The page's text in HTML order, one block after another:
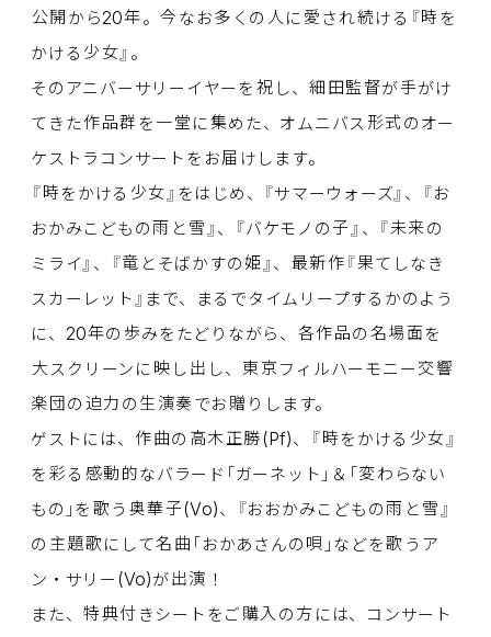
公開 から20年。 今 なお多 くの 人 に 愛 され続ける『時 を
かける 少女 』。
そのアニバーサリーイヤーを 祝 し、 細田監督が手がけ
てきた作品群 を 一堂 に集めた、オムニバス 形式のオー
ケストラコンサートをお届 けします。
『時をかける 少女 』をはじめ、『サマーウォーズ』、『お
おかみこどもの雨 と 雪 』、『バケモノの子 』、『未来の
ミライ』、『竜 とそばかすの姫 』、 最新作 『果てしなき
スカーレット』まで、まるでタイムリープするかのよう
に、 20年の 歩みをたどりながら、 各作品の 名場面を
大 スクリーンに 映 し 出 し、 東京 フィルハーモニー 交響
楽団の 迫力 の 生演奏でお 贈 りします。
ゲストには、 作曲の 高木正勝(Pf)、『時をかける 少女 』
を 彩る 感動的なバラード「ガーネット」＆「変わらない
もの」を 歌う 奥華子(Vo)、『おおかみこどもの雨 と 雪 』
の 主題歌にして名曲 「おかあさんの 唄 」などを歌 うア
ン・サリー (Vo)が出演 ！
また、 特典付 きシートをご 購入 の 方 には、コンサート